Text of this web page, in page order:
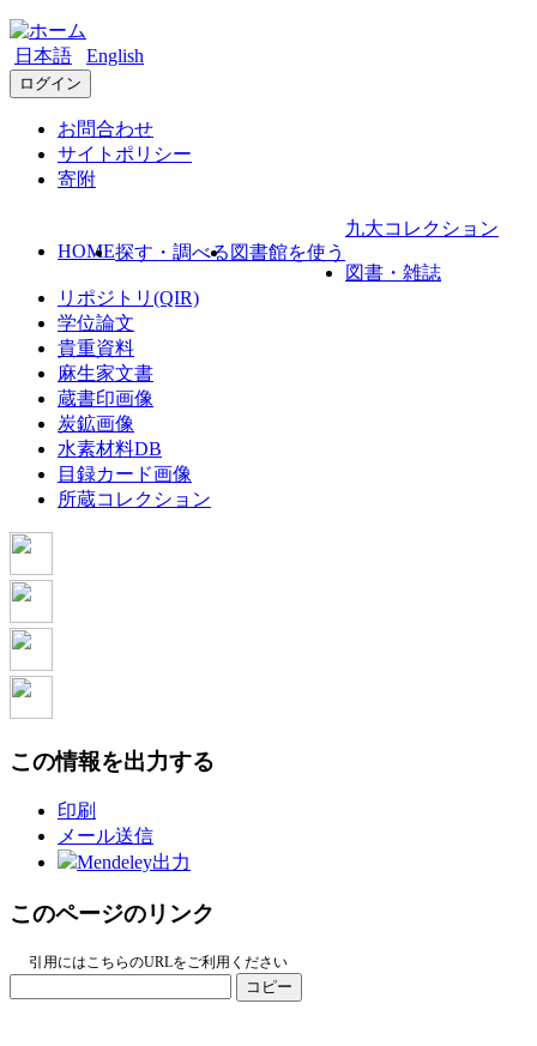
日本語 English
ログイン
お問合わせ
サイトポリシー
寄附
HOME探す・調べる 図書館を使う
九大コレクション
図書・雑誌
リポジトリ(QIR)
学位論文
貴重資料
麻生家文書
蔵書印画像
炭鉱画像
水素材料DB
目録カード画像
所蔵コレクション
この情報を出力する
印刷
メール送信
Mendeley出力
このページのリンク
引用にはこちらのURLをご利用ください
コピー